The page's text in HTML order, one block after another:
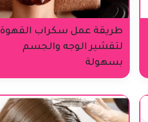
طريقة عمل سكراب القهوة
لتقشير الوجه والجسم
بسهولة